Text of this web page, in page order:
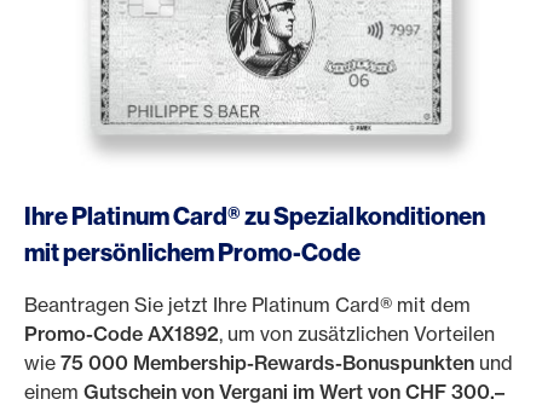
Ihre Platinum Card® zu Spezialkonditionen
mit persönlichem Promo-Code
Beantragen Sie jetzt Ihre Platinum Card® mit dem
Promo-Code AX1892, um von zusätzlichen Vorteilen
wie 75 000 Membership-Rewards-Bonuspunkten und
einem Gutschein von Vergani im Wert von CHF 300.–